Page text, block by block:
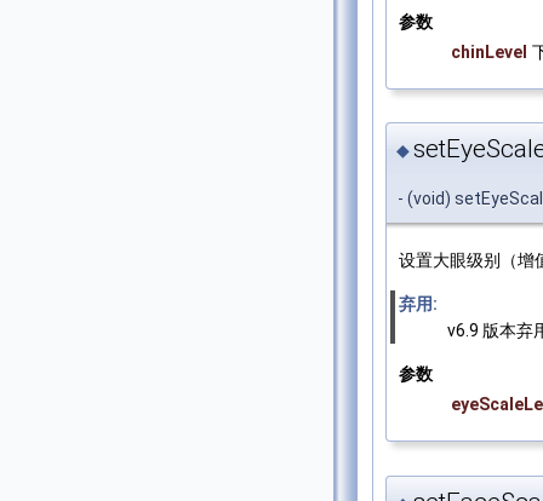
参数
chinLevel
◆
- (void)
设置大眼级别（增
弃用:
v6.9 版本弃
参数